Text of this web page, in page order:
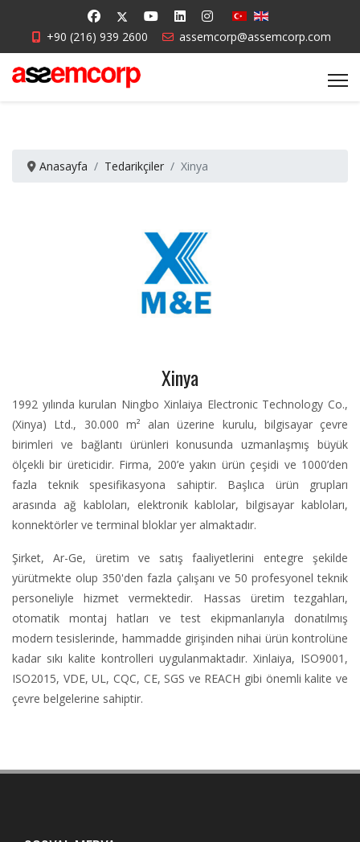
+90 (216) 939 2600 assemcorp@assemcorp.com
Anasayfa Tedarikçiler Xinya
Xinya
1992 yılında kurulan Ningbo Xinlaiya Electronic Technology Co.,
(Xinya) Ltd., 30.000 m² alan üzerine kurulu, bilgisayar çevre
birimleri ve bağlantı ürünleri konusunda uzmanlaşmış büyük
ölçekli bir üreticidir. Firma, 200’e yakın ürün çeşidi ve 1000’den
fazla teknik spesifikasyona sahiptir. Başlıca ürün grupları
arasında ağ kabloları, elektronik kablolar, bilgisayar kabloları,
konnektörler ve terminal bloklar yer almaktadır.
Şirket, Ar-Ge, üretim ve satış faaliyetlerini entegre şekilde
yürütmekte olup 350'den fazla çalışanı ve 50 profesyonel teknik
personeliyle hizmet vermektedir. Hassas üretim tezgahları,
otomatik montaj hatları ve test ekipmanlarıyla donatılmış
modern tesislerinde, hammadde girişinden nihai ürün kontrolüne
kadar sıkı kalite kontrolleri uygulanmaktadır. Xinlaiya, ISO9001,
ISO2015, VDE, UL, CQC, CE, SGS ve REACH gibi önemli kalite ve
çevre belgelerine sahiptir.